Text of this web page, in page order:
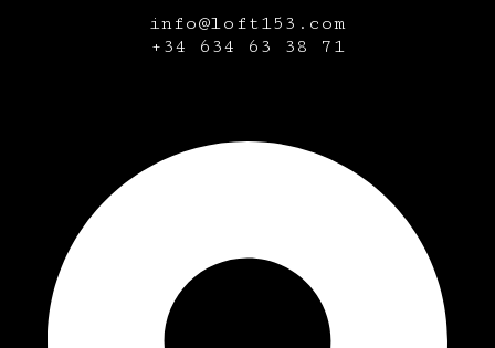
info@loft153.com
+34 634 63 38 71